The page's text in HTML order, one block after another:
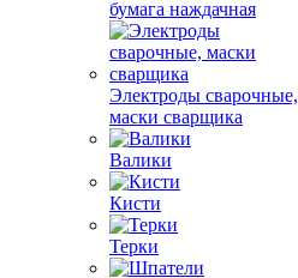
бумага наждачная
Электроды сварочные,
маски сварщика
Валики
Кисти
Терки